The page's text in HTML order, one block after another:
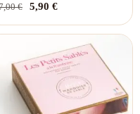
€ 5,90 €
prix
initial
5,90 €.
prix
actuel
est :
5,00 €.